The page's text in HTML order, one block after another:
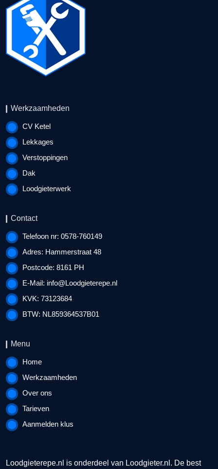
Werkzaamheden
CV Ketel
Lekkages
Verstoppingen
Dak
Loodgieterwerk
Contact
Telefoon nr: 0578-760149
Adres: Hammerstraat 48
Postcode: 8161 PH
E-Mail: info@Loodgieterepe.nl
KVK: 73123684
BTW: NL859364537B01
Menu
Home
Werkzaamheden
Over ons
Tarieven
Aanmelden klus
Loodgieterepe.nl is onderdeel van Loodgieter.nl . De best